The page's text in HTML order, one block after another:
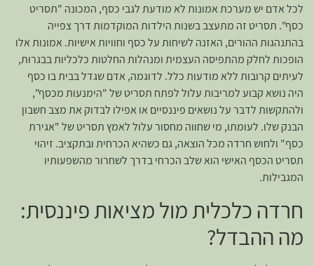
לכל אדם יש מערכת אמונות לא מודעת לגבי כסף, המכונה "תסריט
כסף". תסריט זה מתעצב בשנות הילדות המוקדמות דרך צפייה
בהתנהגות ההורים, האזנה לשיחות על כסף וחוויות אישיות. אמונות אלו
הופכות לחלק מהתפיסה העצמית ומנהלות החלטות כלכליות בבגרות,
לעיתים קרובות ללא מודעות כלל. לדוגמה, אדם שגדל בבית בו כסף
היה נושא קבוע למריבות עלול לפתח תסריט של "הימנעות מכסף",
ולהתקשות לדבר על נושאים פיננסיים או אפילו לבדוק את מצב חשבון
הבנק שלו. לעומתו, מי שחווה מחסור עלול לאמץ תסריט של "אגירת
כסף" ולחוש חרדה מכל הוצאה, גם כשהיא הכרחית ובתקציב. זיהוי
תסריט הכסף האישי הוא שלב הכרחי בדרך לשחרור מהשפעותיו
המגבילות.
חרדה כלכלית מול מציאות פיננסית:
מה ההבדל?